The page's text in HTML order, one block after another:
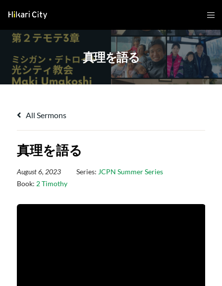
真理を語る
All Sermons
真理を語る
August 6, 2023 Series: JCPN Summer Series
Book: 2 Timothy